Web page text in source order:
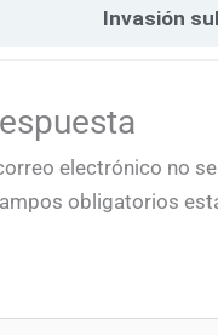
Invasión
electrónico no
obligatorios